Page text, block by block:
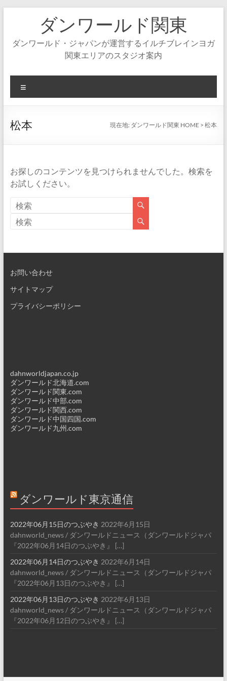
ダンワールド関東
ダンワールド・ジャパンが運営するイルチブレインヨガ
関東エリアのスタジオ案内
ニ
ー
松本 現在地: ダンワールド関東 HOME >松本
お探しのコンテンツを見つけられませんでした。検索を
お試しください。
お問い合わせ
サイトマップ
プライバシーポリシー
dahnworldjapan.co.jp
ダンワールド北海道.com
ダンワールド関東.com
ダンワールド中部.com
ダンワールド関西.com
ダンワールド中国四国.com
ダンワールド九州.com
ダンワールド東京通信
2022年06月15日のつぶやき 2022年6月15日
dahnworld_news / ダンワールドニュース（ダンワールドジャパ
『2022年06月14日のつぶやき』 […]
2022年06月14日のつぶやき 2022年6月14日
dahnworld_news / ダンワールドニュース（ダンワールドジャパ
『2022年06月13日のつぶやき』 […]
2022年06月13日のつぶやき 2022年6月13日
dahnworld_news / ダンワールドニュース（ダンワールドジャパ
『2022年06月12日のつぶやき』 […]